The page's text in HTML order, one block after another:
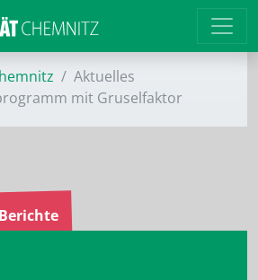
Aktuelles
mit Gruselfaktor